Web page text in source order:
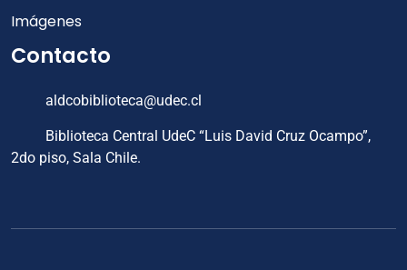
Imágenes
Contacto
aldcobiblioteca@udec.cl
Biblioteca Central UdeC “Luis David Cruz Ocampo”,
2do piso, Sala Chile.